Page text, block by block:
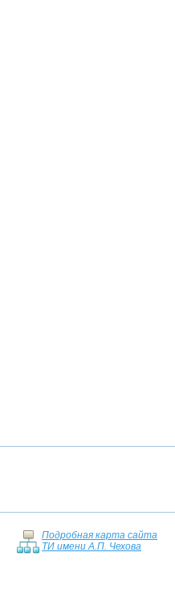
Подробная карта сайта
ТИ имени А.П. Чехова